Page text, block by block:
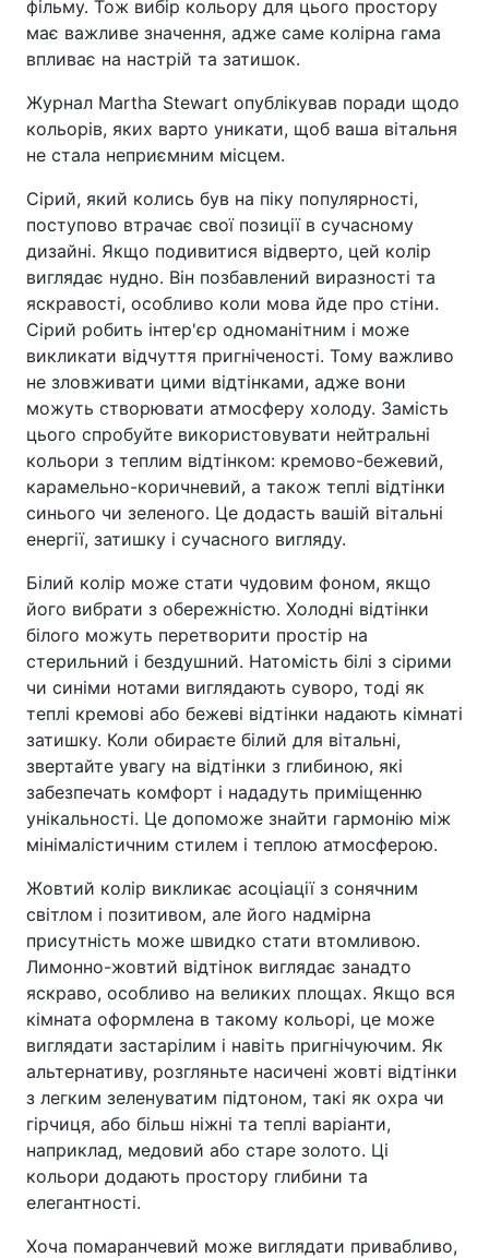
фільму. Тож вибір кольору для цього простору
має важливе значення, адже саме колірна гама
впливає на настрій та затишок.
Журнал Martha Stewart опублікував поради щодо
кольорів, яких варто уникати, щоб ваша вітальня
не стала неприємним місцем.
Сірий, який колись був на піку популярності,
поступово втрачає свої позиції в сучасному
дизайні. Якщо подивитися відверто, цей колір
виглядає нудно. Він позбавлений виразності та
яскравості, особливо коли мова йде про стіни.
Сірий робить інтер'єр одноманітним і може
викликати відчуття пригніченості. Тому важливо
не зловживати цими відтінками, адже вони
можуть створювати атмосферу холоду. Замість
цього спробуйте використовувати нейтральні
кольори з теплим відтінком: кремово-бежевий,
карамельно-коричневий, а також теплі відтінки
синього чи зеленого. Це додасть вашій вітальні
енергії, затишку і сучасного вигляду.
Білий колір може стати чудовим фоном, якщо
його вибрати з обережністю. Холодні відтінки
білого можуть перетворити простір на
стерильний і бездушний. Натомість білі з сірими
чи синіми нотами виглядають суворо, тоді як
теплі кремові або бежеві відтінки надають кімнаті
затишку. Коли обираєте білий для вітальні,
звертайте увагу на відтінки з глибиною, які
забезпечать комфорт і нададуть приміщенню
унікальності. Це допоможе знайти гармонію між
мінімалістичним стилем і теплою атмосферою.
Жовтий колір викликає асоціації з сонячним
світлом і позитивом, але його надмірна
присутність може швидко стати втомливою.
Лимонно-жовтий відтінок виглядає занадто
яскраво, особливо на великих площах. Якщо вся
кімната оформлена в такому кольорі, це може
виглядати застарілим і навіть пригнічуючим. Як
альтернативу, розгляньте насичені жовті відтінки
з легким зеленуватим підтоном, такі як охра чи
гірчиця, або більш ніжні та теплі варіанти,
наприклад, медовий або старе золото. Ці
кольори додають простору глибини та
елегантності.
Хоча помаранчевий може виглядати привабливо,